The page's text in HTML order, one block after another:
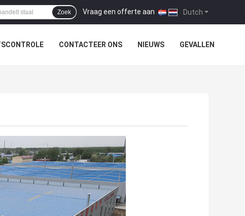
Dutch
Vraag een offerte aan |
Zoek
CONTACTEER ONS NIEUWS GEVALLEN